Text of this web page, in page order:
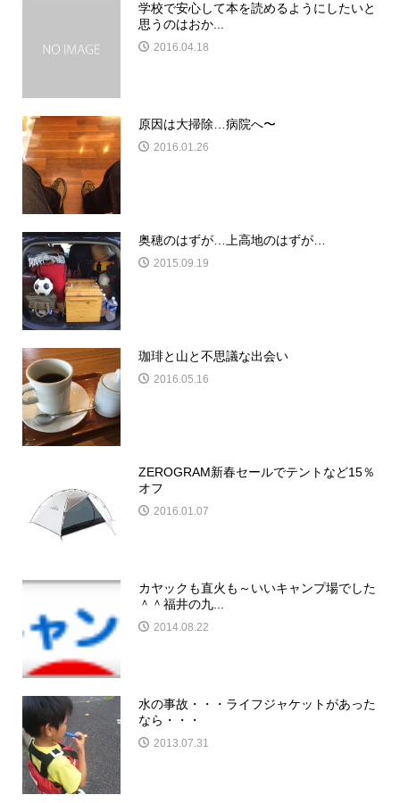
学校で安心して本を読めるようにしたいと
思うのはおか...
2016.04.18
原因は大掃除…病院へ〜
2016.01.26
奥穂のはずが…上高地のはずが…
2015.09.19
珈琲と山と不思議な出会い
2016.05.16
ZEROGRAM新春セールでテントなど15％
オフ
2016.01.07
カヤックも直火も～いいキャンプ場でした
＾＾福井の九...
2014.08.22
水の事故・・・ライフジャケットがあった
なら・・・
2013.07.31